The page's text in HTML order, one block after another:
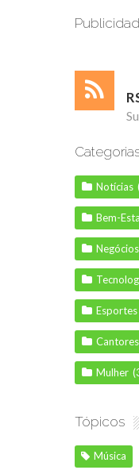
Notícias
Bem-
Negócios
Esportes
Cantores
Mulher
Tópicos
Música